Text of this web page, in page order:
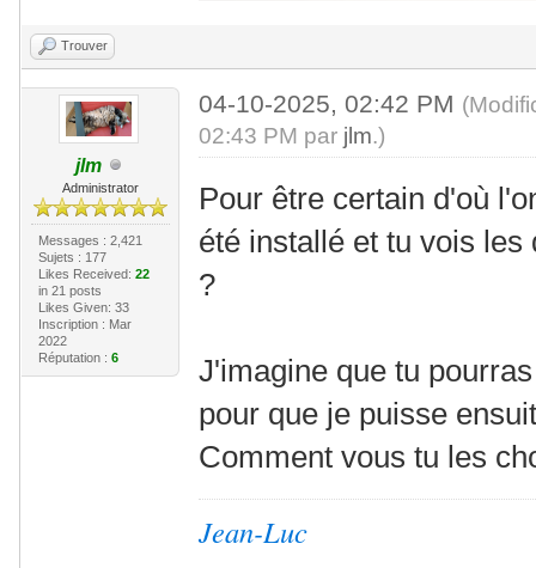
Trouver
jlm
Administrator
Messages : 2,421
Sujets : 177
Likes Received: 22
in 21 posts
Likes Given: 33
Inscription : Mar
2022
Réputation : 6
04-10-2025, 02:42 PM
02:43 PM par jlm.)
Pour être certain d'où
été installé et tu vois
?
J'imagine que tu
pour que je puisse
Comment vous tu les
Jean-Luc